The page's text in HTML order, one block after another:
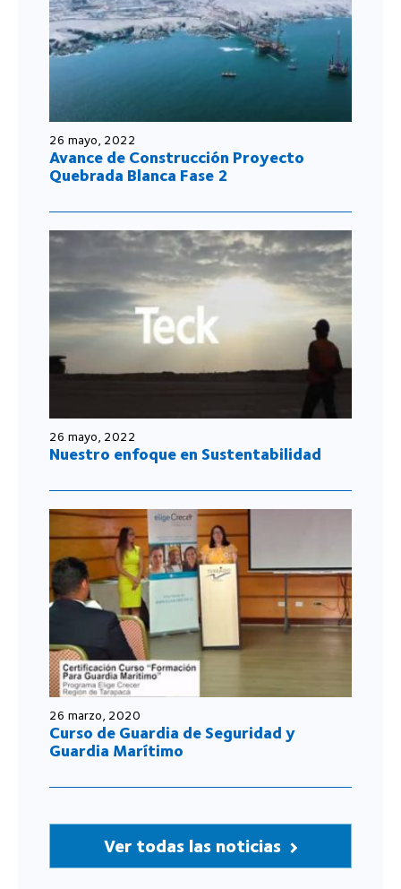
26 mayo, 2022
Avance de Construcción Proyecto
Quebrada Blanca Fase 2
26 mayo, 2022
Nuestro enfoque en Sustentabilidad
26 marzo, 2020
Curso de Guardia de Seguridad y
Guardia Marítimo
Ver todas las noticias